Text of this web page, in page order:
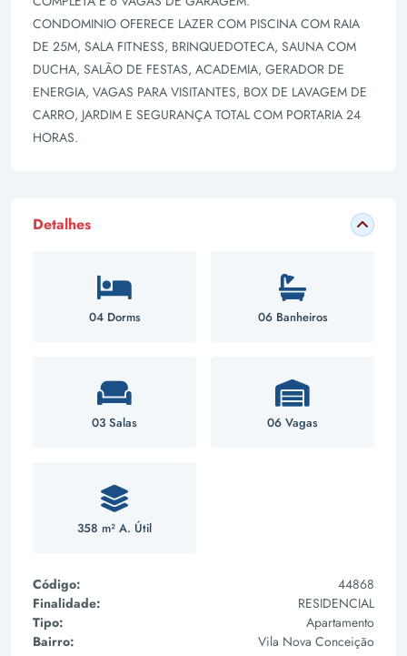
CONDOMINIO OFERECE LAZER COM PISCINA COM RAIA
DE 25M, SALA FITNESS, BRINQUEDOTECA, SAUNA COM
DUCHA, SALÃO DE FESTAS, ACADEMIA, GERADOR DE
ENERGIA, VAGAS PARA VISITANTES, BOX DE LAVAGEM DE
CARRO, JARDIM E SEGURANÇA TOTAL COM PORTARIA 24
HORAS.
Detalhes
04 Dorms 06 Banheiros
03 Salas 06 Vagas
358 m² A. Útil
Código:
44868
Finalidade:
RESIDENCIAL
Tipo:
Apartamento
Bairro:
Vila Nova Conceição